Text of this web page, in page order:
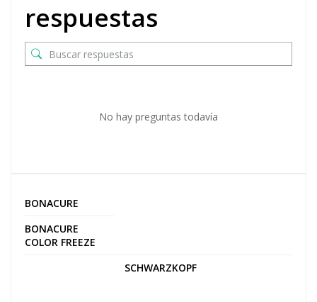
respuestas
No hay preguntas todavía
BONACURE
BONACURE
COLOR FREEZE
SCHWARZKOPF